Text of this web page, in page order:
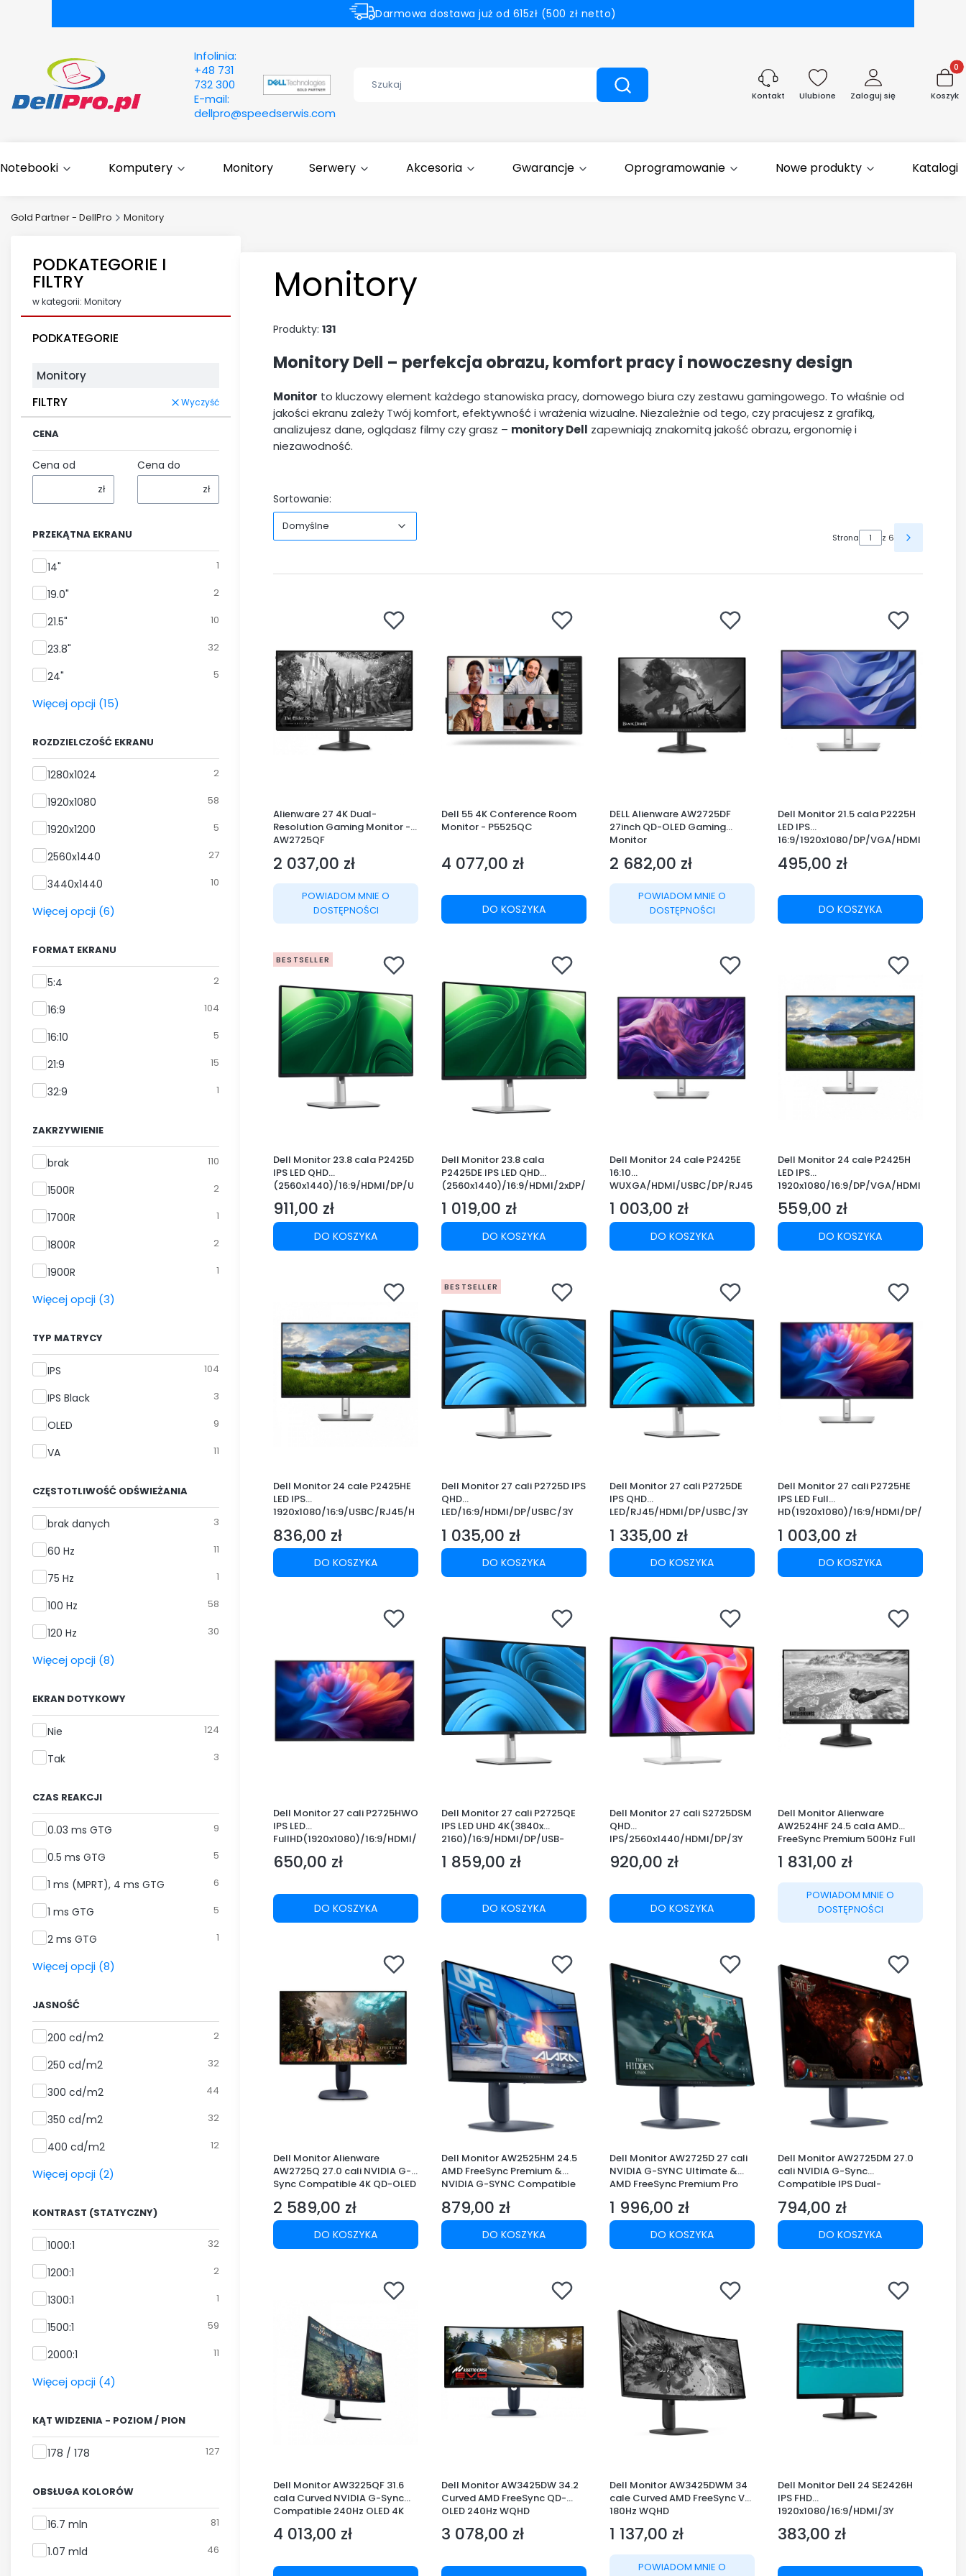
Darmowa dostawa już od 615zł (500 zł netto)
Infolinia:
+48 731
732 300
E-mail:
dellpro@speedserwis.com
WyczyśćSzukaj Kontakt Ulubione Zaloguj się Koszyk
Notebooki Komputery Monitory Serwery Akcesoria Gwarancje Oprogramowanie Nowe produkty Katalogi
Gold Partner - DellPro Monitory
PODKATEGORIE I
FILTRY
w kategorii: Monitory
PODKATEGORIE
Monitory
FILTRY Wyczyść
CENA
Cena od
zł
Cena do
zł
PRZEKĄTNA EKRANU
Przekątna ekranu
14" 1
19.0" 2
21.5" 10
23.8" 32
24" 5
Więcej opcji (15)
ROZDZIELCZOŚĆ EKRANU
Rozdzielczość ekranu
1280x1024 2
1920x1080 58
1920x1200 5
2560x1440 27
3440x1440 10
Więcej opcji (6)
FORMAT EKRANU
Format ekranu
5:4 2
16:9 104
16:10 5
21:9 15
32:9 1
ZAKRZYWIENIE
Zakrzywienie
brak 110
1500R 2
1700R 1
1800R 2
1900R 1
Więcej opcji (3)
TYP MATRYCY
Typ matrycy
IPS 104
IPS Black 3
OLED 9
VA 11
CZĘSTOTLIWOŚĆ ODŚWIEŻANIA
Częstotliwość odświeżania
brak danych 3
60 Hz 11
75 Hz 1
100 Hz 58
120 Hz 30
Więcej opcji (8)
EKRAN DOTYKOWY
Ekran dotykowy
Nie 124
Tak 3
CZAS REAKCJI
Czas reakcji
0.03 ms GTG 9
0.5 ms GTG 5
1 ms (MPRT), 4 ms GTG 6
1 ms GTG 5
2 ms GTG 1
Więcej opcji (8)
JASNOŚĆ
Jasność
200 cd/m2 2
250 cd/m2 32
300 cd/m2 44
350 cd/m2 32
400 cd/m2 12
Więcej opcji (2)
KONTRAST (STATYCZNY)
Kontrast (statyczny)
1000:1 32
1200:1 2
1300:1 1
1500:1 59
2000:1 11
Więcej opcji (4)
KĄT WIDZENIA - POZIOM / PION
Kąt widzenia - poziom / pion
178 / 178 127
OBSŁUGA KOLORÓW
Obsługa kolorów
16.7 mln 81
1.07 mld 46
Monitory
Produkty: 131
Monitory Dell – perfekcja obrazu, komfort pracy i nowoczesny design
Monitor to kluczowy element każdego stanowiska pracy, domowego biura czy zestawu gamingowego. To właśnie od
jakości ekranu zależy Twój komfort, efektywność i wrażenia wizualne. Niezależnie od tego, czy pracujesz z grafiką,
analizujesz dane, oglądasz filmy czy grasz – monitory Dell zapewniają znakomitą jakość obrazu, ergonomię i
niezawodność.
Sortowanie:
Domyślne
Strona z 6
Alienware 27 4K Dual-
Resolution Gaming Monitor -
AW2725QF
Cena
2 037,00 zł
POWIADOM MNIE O
DOSTĘPNOŚCI
Dell 55 4K Conference Room
Monitor - P5525QC
Cena
4 077,00 zł
DO KOSZYKA
DELL Alienware AW2725DF
27inch QD-OLED Gaming
Monitor
Cena
2 682,00 zł
POWIADOM MNIE O
DOSTĘPNOŚCI
Dell Monitor 21.5 cala P2225H
LED IPS
16:9/1920x1080/DP/VGA/HDMI
Cena
495,00 zł
DO KOSZYKA
BESTSELLER
Dell Monitor 23.8 cala P2425D
IPS LED QHD
(2560x1440)/16:9/HDMI/DP/U
SB-C/3xUSB/3Y AES&PPG
Cena
911,00 zł
DO KOSZYKA
Dell Monitor 23.8 cala
P2425DE IPS LED QHD
(2560x1440)/16:9/HDMI/2xDP/
2xUSB-C/3xUSB/3Y AES&PPG
Cena
1 019,00 zł
DO KOSZYKA
Dell Monitor 24 cale P2425E
16:10
WUXGA/HDMI/USBC/DP/RJ45
Cena
1 003,00 zł
DO KOSZYKA
Dell Monitor 24 cale P2425H
LED IPS
1920x1080/16:9/DP/VGA/HDMI
Cena
559,00 zł
DO KOSZYKA
Dell Monitor 24 cale P2425HE
LED IPS
1920x1080/16:9/USBC/RJ45/H
Cena
836,00 zł
DO KOSZYKA
BESTSELLER
Dell Monitor 27 cali P2725D IPS
QHD
LED/16:9/HDMI/DP/USBC/3Y
Cena
1 035,00 zł
DO KOSZYKA
Dell Monitor 27 cali P2725DE
IPS QHD
LED/RJ45/HDMI/DP/USBC/3Y
Cena
1 335,00 zł
DO KOSZYKA
Dell Monitor 27 cali P2725HE
IPS LED Full
HD(1920x1080)/16:9/HDMI/DP/
Cena
1 003,00 zł
DO KOSZYKA
Dell Monitor 27 cali P2725HWO
IPS LED
FullHD(1920x1080)/16:9/HDMI/
DP/USB-C/ VGA/USB/Bez
podstawy/3Y
Cena
650,00 zł
DO KOSZYKA
Dell Monitor 27 cali P2725QE
IPS LED UHD 4K(3840x
2160)/16:9/HDMI/DP/USB-
C/3xUSB/RJ45/3Y
Cena
1 859,00 zł
DO KOSZYKA
Dell Monitor 27 cali S2725DSM
QHD
IPS/2560x1440/HDMI/DP/3Y
Cena
920,00 zł
DO KOSZYKA
Dell Monitor Alienware
AW2524HF 24.5 cala AMD
FreeSync Premium 500Hz Full
(1920x1080)/16:9/DP/HDMI/US
Cena
1 831,00 zł
POWIADOM MNIE O
DOSTĘPNOŚCI
Dell Monitor Alienware
AW2725Q 27.0 cali NVIDIA G-
Sync Compatible 4K QD-OLED
DP/2xHDMI/USBC/3XUSB/3Y
Cena
2 589,00 zł
DO KOSZYKA
Dell Monitor AW2525HM 24.5
AMD FreeSync Premium &
NVIDIA G-SYNC Compatible
(1920x1080)/16:9/DP/2xHDMI/
USB 3.2/3Y AES&PPE
Cena
879,00 zł
DO KOSZYKA
Dell Monitor AW2725D 27 cali
NVIDIA G-SYNC Ultimate &
AMD FreeSync Premium Pro
(2560x1440)/16:9/DP/HDMI/U
SB/3Y AES&PPE
Cena
1 996,00 zł
DO KOSZYKA
Dell Monitor AW2725DM 27.0
cali NVIDIA G-Sync
Compatible IPS Dual-
180Hz(2560X1440)/16:9/DP/2x
HDMI/2xUSB/3Y
Cena
794,00 zł
DO KOSZYKA
Dell Monitor AW3225QF 31.6
cala Curved NVIDIA G-Sync
Compatible 240Hz OLED 4K
(3840x2160)/16:9/2xHDMI/5xU
SB 3.2/3Y AES&PPE
Cena
4 013,00 zł
Dell Monitor AW3425DW 34.2
Curved AMD FreeSync QD-
OLED 240Hz WQHD
(3440x1440)/21:9/1xDP/2xHD
MI/1xUSB 3.2/1xUSB-C/3Y
Cena
3 078,00 zł
Dell Monitor AW3425DWM 34
cale Curved AMD FreeSync VA
180Hz WQHD
(3440x1440)/21:9/1xDP/2xHD
MI/2xUSB 3.2/3Y AES&PPE
Cena
1 137,00 zł
POWIADOM MNIE O
Dell Monitor Dell 24 SE2426H
IPS FHD
1920x1080/16:9/HDMI/3Y
Cena
383,00 zł